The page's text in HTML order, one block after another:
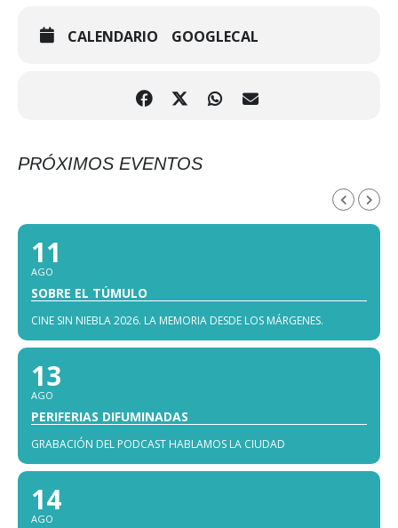
CALENDARIO GOOGLECAL
PRÓXIMOS EVENTOS
11
AGO
SOBRE EL TÚMULO
CINE SIN NIEBLA 2026. LA MEMORIA DESDE LOS MÁRGENES.
13
AGO
PERIFERIAS DIFUMINADAS
GRABACIÓN DEL PODCAST HABLAMOS LA CIUDAD
14
AGO